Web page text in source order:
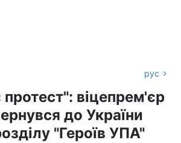
рус
віцепрем'єр
до України
"Героїв УПА"